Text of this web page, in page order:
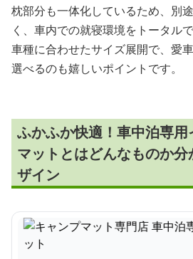
枕部分も一体化しているため、別
く、車内での就寝環境をトータル
車種に合わせたサイズ展開で、愛
選べるのも嬉しいポイントです。
ふかふか快適！車中泊専
マットとはどんなものか
ザイン